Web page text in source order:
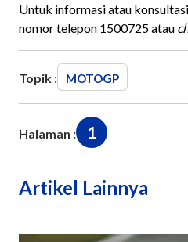
Untuk informasi atau
nomor telepon 1500725 atau
Topik : MOTOGP
Halaman : 1
Artikel Lainnya